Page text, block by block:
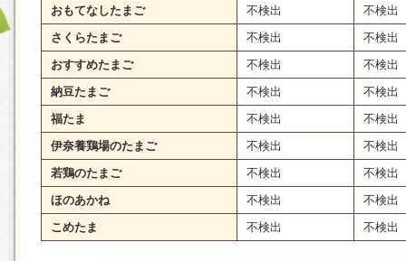
おもてなしたまご
不検出
不検出
さくらたまご
不検出
不検出
おすすめたまご
不検出
不検出
納豆たまご
不検出
不検出
福たま
不検出
不検出
伊奈養鶏場のたまご
不検出
不検出
若鶏のたまご
不検出
不検出
ほのあかね
不検出
不検出
こめたま
不検出 不検出